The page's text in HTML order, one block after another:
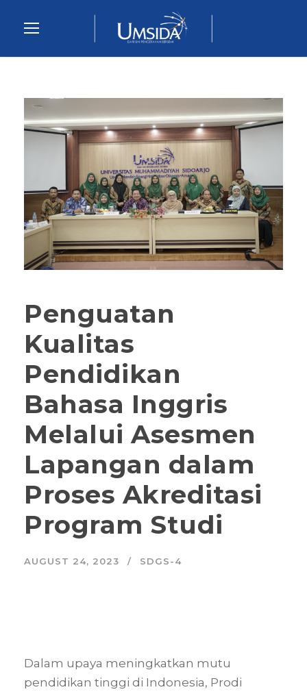
Penguatan
Kualitas
Pendidikan
Bahasa Inggris
Melalui Asesmen
Lapangan dalam
Proses Akreditasi
Program Studi
AUGUST 24, 2023 SDGS-4
Dalam upaya meningkatkan mutu
pendidikan tinggi di Indonesia, Prodi